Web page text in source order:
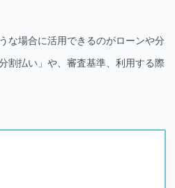
な場合に活用できるのがローンや分
割払い」や、審査基準、利用する際